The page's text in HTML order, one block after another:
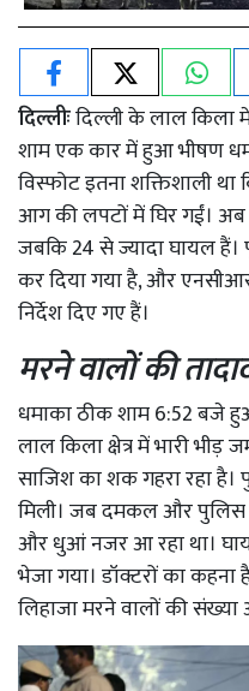
दिल्लीःदिल्ली के लाल किला
शाम एक कार में हुआ भीषण
विस्फोट इतना शक्तिशाली था
आग की लपटों में घिर गईं। अब
जबकि 24 से ज्यादा घायल हैं।
कर दिया गया है, और
निर्देश दिए गए हैं।
मरने वालों की
धमाका ठीक शाम 6:52 बजे
लाल किला क्षेत्र में भारी भीड़
साजिश का शक गहरा रहा
मिली। जब दमकल और पुलिस
और धुआं नजर आ रहा था।
भेजा गया। डॉक्टरों का
लिहाजा मरने वालों की